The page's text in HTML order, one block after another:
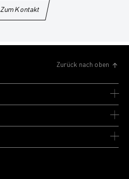
Zum Kontakt
Zurück nach oben